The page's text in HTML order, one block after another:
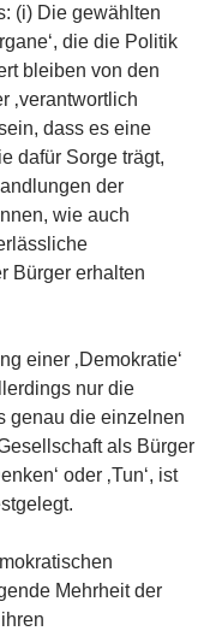
(i) Die gewählten
die die Politik
bleiben von den
‚verantwortlich
dass es eine
dafür Sorge trägt,
der
wie auch
Bürger erhalten
einer ‚Demokratie‘
nur die
genau die einzelnen
als Bürger
oder ‚Tun‘, ist
Mehrheit der